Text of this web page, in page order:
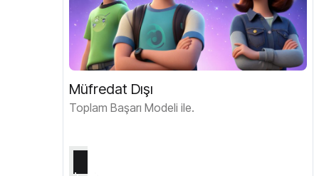
Müfredat Dışı
Toplam Başarı Modeli ile.